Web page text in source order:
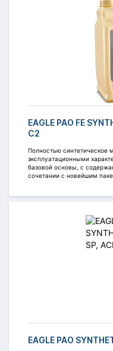
EAGLE PAO FE
C2
Полностью синтетическое
эксплуатационными
базовой основы, с
сочетании с новейшим
EAGLE PAO